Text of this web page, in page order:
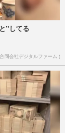
”してる
同会社デジタルファーム )